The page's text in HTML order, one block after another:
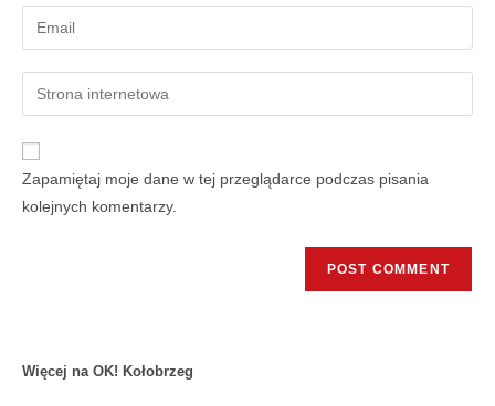
Zapamiętaj moje dane w tej przeglądarce podczas pisania
kolejnych komentarzy.
Więcej na OK! Kołobrzeg